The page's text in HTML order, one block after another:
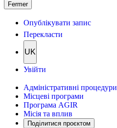
Fermer
Опублікувати запис
Перекласти
UK
Увійти
Адміністративні процедури
Місцеві програми
Програма AGIR
Місія та вплив
Поділитися проєктом